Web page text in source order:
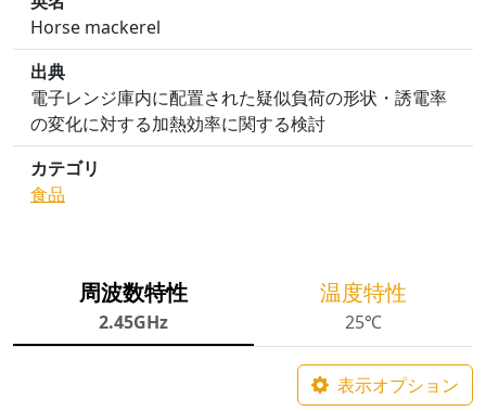
Horse mackerel
出典
電子レンジ庫内に配置された疑似負荷の形状・誘電率
の変化に対する加熱効率に関する検討
カテゴリ
食品
周波数特性
2.45GHz
温度特性
25℃
表示オプション